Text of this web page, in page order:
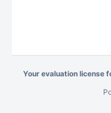
Your evaluation license